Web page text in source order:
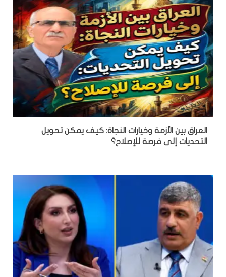
العراق بين الأزمة وخيارات النجاة: كيف يمكن تحويل
التحديات إلى فرصة للإصلاح؟